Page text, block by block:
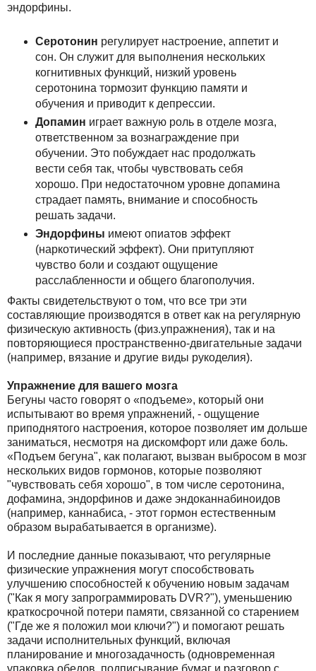
эндорфины.
Серотонин регулирует настроение, аппетит и
сон. Он служит для выполнения нескольких
когнитивных функций, низкий уровень
серотонина тормозит функцию памяти и
обучения и приводит к депрессии.
Допамин играет важную роль в отделе мозга,
ответственном за вознаграждение при
обучении. Это побуждает нас продолжать
вести себя так, чтобы чувствовать себя
хорошо. При недостаточном уровне допамина
страдает память, внимание и способность
решать задачи.
Эндорфины имеют опиатов эффект
(наркотический эффект). Они притупляют
чувство боли и создают ощущение
расслабленности и общего благополучия.
Факты свидетельствуют о том, что все три эти
составляющие производятся в ответ как на регулярную
физическую активность (физ.упражнения), так и на
повторяющиеся пространственно-двигательные задачи
(например, вязание и другие виды рукоделия).
Упражнение для вашего мозга
Бегуны часто говорят о «подъеме», который они
испытывают во время упражнений, - ощущение
приподнятого настроения, которое позволяет им дольше
заниматься, несмотря на дискомфорт или даже боль.
«Подъем бегуна", как полагают, вызван выбросом в мозг
нескольких видов гормонов, которые позволяют
"чувствовать себя хорошо", в том числе серотонина,
дофамина, эндорфинов и даже эндоканнабиноидов
(например, каннабиса, - этот гормон естественным
образом вырабатывается в организме).
И последние данные показывают, что регулярные
физические упражнения могут способствовать
улучшению способностей к обучению новым задачам
("Как я могу запрограммировать DVR?"), уменьшению
краткосрочной потери памяти, связанной со старением
("Где же я положил мои ключи?") и помогают решать
задачи исполнительных функций, включая
планирование и многозадачность (одновременная